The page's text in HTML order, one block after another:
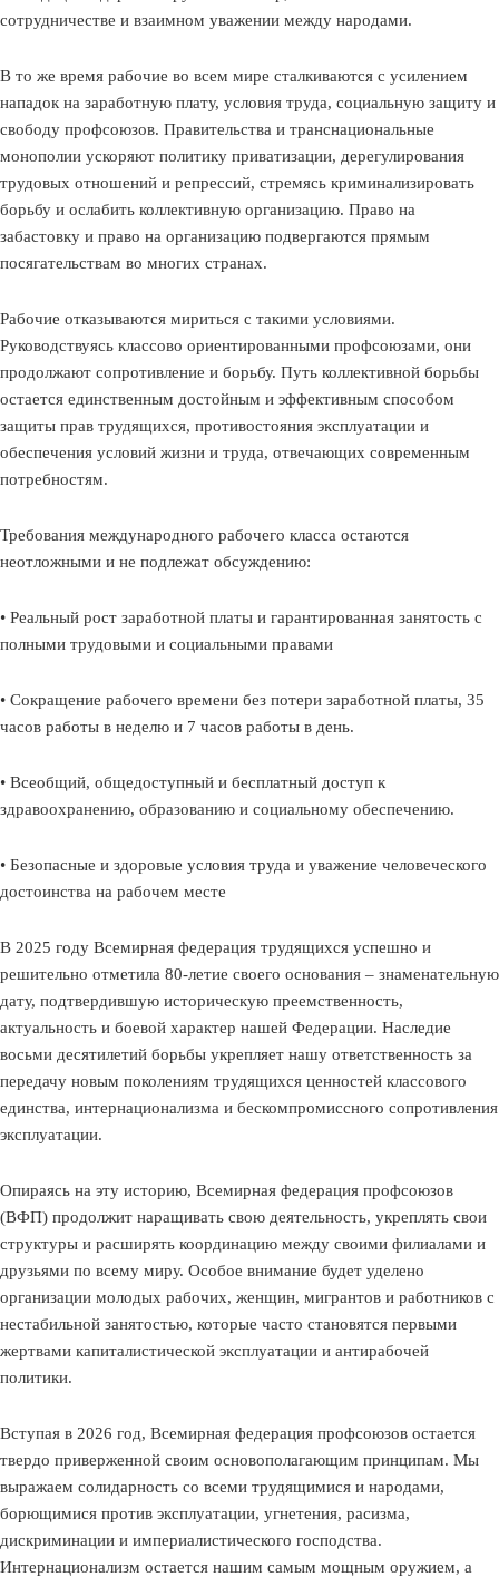
сотрудничестве и взаимном уважении между народами.
В то же время рабочие во всем мире сталкиваются с усилением
нападок на заработную плату, условия труда, социальную защиту и
свободу профсоюзов. Правительства и транснациональные
монополии ускоряют политику приватизации, дерегулирования
трудовых отношений и репрессий, стремясь криминализировать
борьбу и ослабить коллективную организацию. Право на
забастовку и право на организацию подвергаются прямым
посягательствам во многих странах.
Рабочие отказываются мириться с такими условиями.
Руководствуясь классово ориентированными профсоюзами, они
продолжают сопротивление и борьбу. Путь коллективной борьбы
остается единственным достойным и эффективным способом
защиты прав трудящихся, противостояния эксплуатации и
обеспечения условий жизни и труда, отвечающих современным
потребностям.
Требования международного рабочего класса остаются
неотложными и не подлежат обсуждению:
• Реальный рост заработной платы и гарантированная занятость с
полными трудовыми и социальными правами
• Сокращение рабочего времени без потери заработной платы, 35
часов работы в неделю и 7 часов работы в день.
• Всеобщий, общедоступный и бесплатный доступ к
здравоохранению, образованию и социальному обеспечению.
• Безопасные и здоровые условия труда и уважение человеческого
достоинства на рабочем месте
В 2025 году Всемирная федерация трудящихся успешно и
решительно отметила 80-летие своего основания – знаменательную
дату, подтвердившую историческую преемственность,
актуальность и боевой характер нашей Федерации. Наследие
восьми десятилетий борьбы укрепляет нашу ответственность за
передачу новым поколениям трудящихся ценностей классового
единства, интернационализма и бескомпромиссного сопротивления
эксплуатации.
Опираясь на эту историю, Всемирная федерация профсоюзов
(ВФП) продолжит наращивать свою деятельность, укреплять свои
структуры и расширять координацию между своими филиалами и
друзьями по всему миру. Особое внимание будет уделено
организации молодых рабочих, женщин, мигрантов и работников с
нестабильной занятостью, которые часто становятся первыми
жертвами капиталистической эксплуатации и антирабочей
политики.
Вступая в 2026 год, Всемирная федерация профсоюзов остается
твердо приверженной своим основополагающим принципам. Мы
выражаем солидарность со всеми трудящимися и народами,
борющимися против эксплуатации, угнетения, расизма,
дискриминации и империалистического господства.
Интернационализм остается нашим самым мощным оружием, а